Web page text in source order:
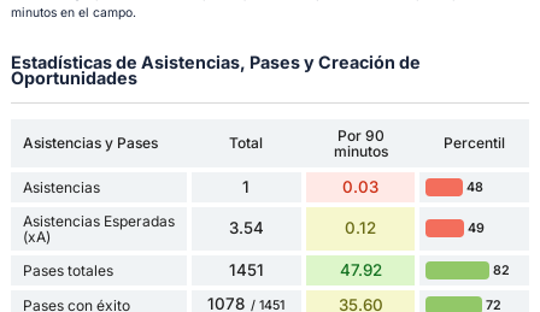
minutos en el campo.
Estadísticas de Asistencias, Pases y Creación de
Oportunidades
Asistencias y Pases Total
Por 90
minutos
Percentil
Asistencias 1 0.03 48
Asistencias Esperadas
(xA)
3.54 0.12 49
Pases totales 1451 47.92 82
Pases con éxito 1078 / 1451 35.60 72